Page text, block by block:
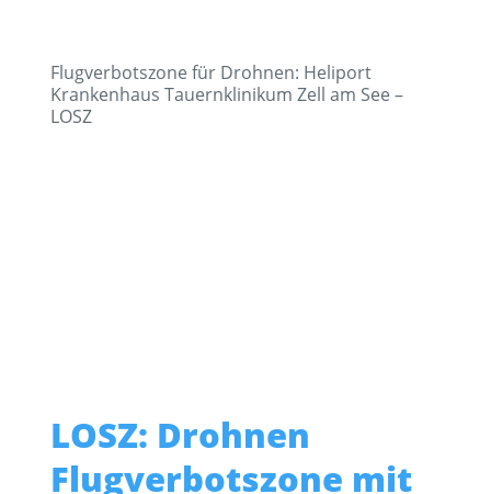
Flugverbotszone für Drohnen: Heliport
Krankenhaus Tauernklinikum Zell am See –
LOSZ
LOSZ: Drohnen
Flugverbotszone mit